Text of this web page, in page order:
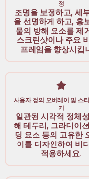
정
조명을 보정하고, 세
을 선명하게 하고, 홍
물의 방해 요소를 제
스크린샷이나 주요
프레임을 향상시킵
사용자 정의 오버레이 및 스
기
일관된 시각적 정체
해 테두리, 그라데이
딩 요소 등의 고유한
이를 디자인하여 비
적용하세요.